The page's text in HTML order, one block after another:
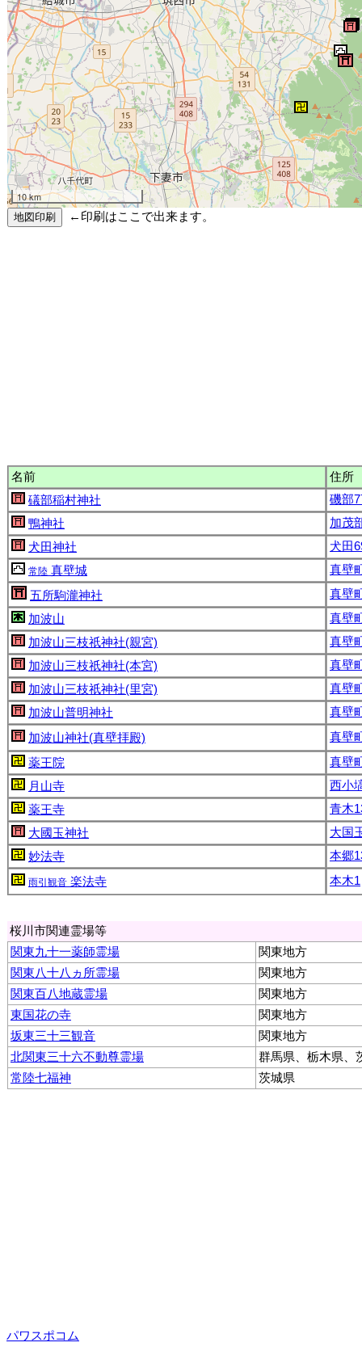
10 km
←印刷はここで出来ます。
名前
住所
礒部稲村神社
磯部
鴨神社
加茂
犬田神社
犬田
常陸 真壁城
真壁
五所駒瀧神社
真壁
加波山
真壁
加波山三枝祇神社(親宮)
真壁
加波山三枝祇神社(本宮)
真壁
加波山三枝祇神社(里宮)
真壁
加波山普明神社
真壁
加波山神社(真壁拝殿)
真壁
薬王院
真壁
月山寺
西小
薬王寺
青木
大國玉神社
大国
妙法寺
本郷
雨引観音 楽法寺 本木1
桜川市関連霊場等
関東九十一薬師霊場
関東地方
関東八十八ヵ所霊場
関東地方
関東百八地蔵霊場
関東地方
東国花の寺
関東地方
坂東三十三観音
関東地方
北関東三十六不動尊霊場
群馬県、栃木県、
常陸七福神
茨城県
パワスポコム